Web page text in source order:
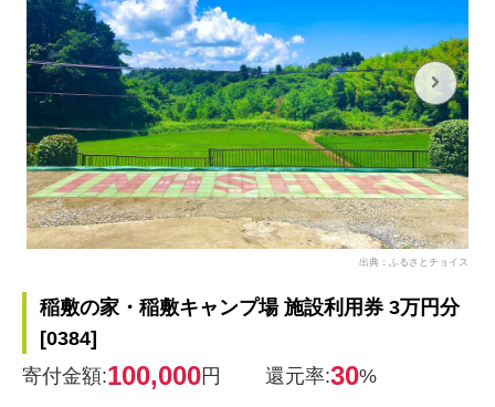
出典：ふるさとチョイス
稲敷の家・稲敷キャンプ場 施設利用券 3万円分
[0384]
寄付金額:100,000円 還元率:30%